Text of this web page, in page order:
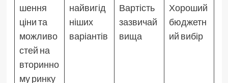
шення
ціни та
можливо
стей на
вторинно
му ринку
найвигід
ніших
варіантів
Вартість
зазвичай
вища
Хороший
бюджетн
ий вибір